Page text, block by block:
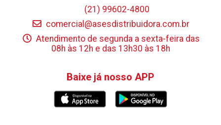
(21) 99602-4800
comercial@asesdistribuidora.com.br
Atendimento de segunda a sexta-feira das
08h às 12h e das 13h30 às 18h
Baixe já nosso APP